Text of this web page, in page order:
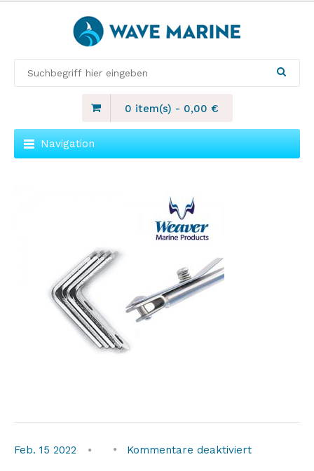
0 item(s) - 0,00 €
Navigation
Feb. 15 2022 Kommentare deaktiviertfür